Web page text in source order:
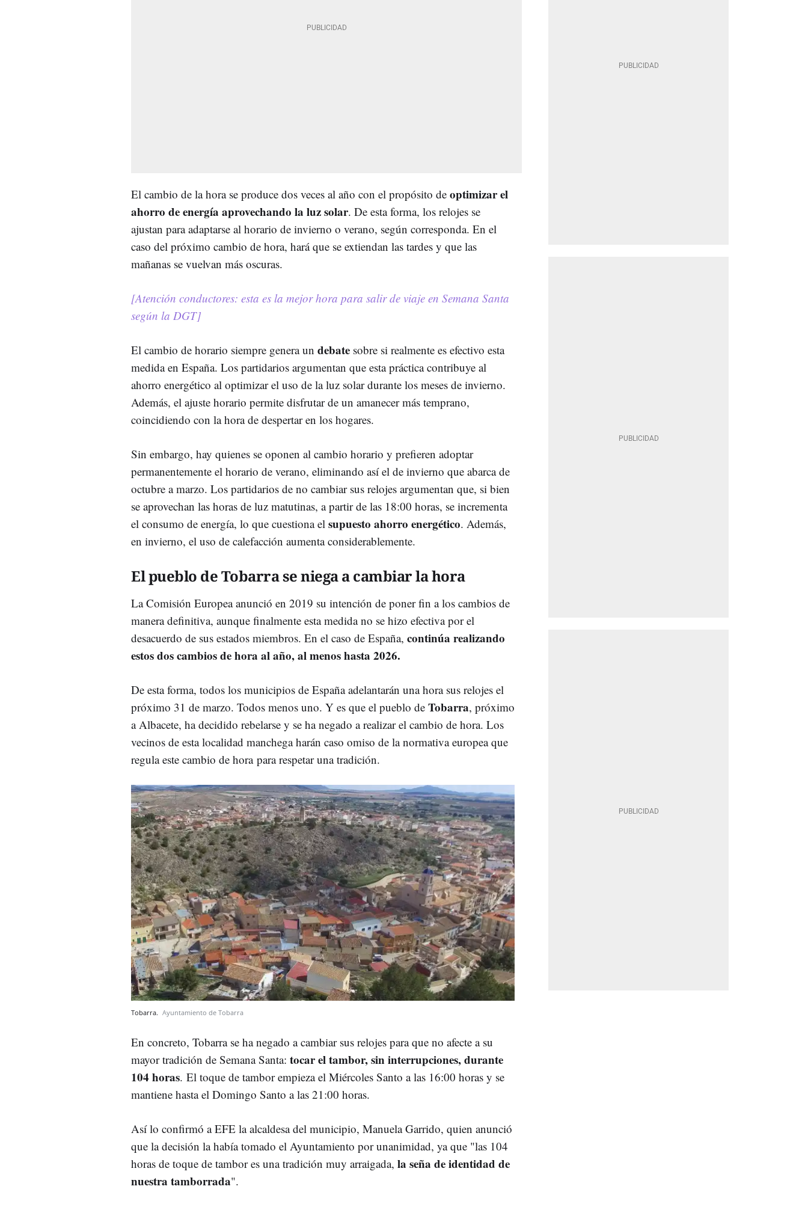
El cambio de la hora se produce dos veces al año con el propósito de optimizar el
ahorro de energía aprovechando la luz solar. De esta forma, los relojes se
ajustan para adaptarse al horario de invierno o verano, según corresponda. En el
caso del próximo cambio de hora, hará que se extiendan las tardes y que las
mañanas se vuelvan más oscuras.
[Atención conductores: esta es la mejor hora para salir de viaje en Semana Santa
según la DGT]
El cambio de horario siempre genera un debate sobre si realmente es efectivo esta
medida en España. Los partidarios argumentan que esta práctica contribuye al
ahorro energético al optimizar el uso de la luz solar durante los meses de invierno.
Además, el ajuste horario permite disfrutar de un amanecer más temprano,
coincidiendo con la hora de despertar en los hogares.
Sin embargo, hay quienes se oponen al cambio horario y prefieren adoptar
permanentemente el horario de verano, eliminando así el de invierno que abarca de
octubre a marzo. Los partidarios de no cambiar sus relojes argumentan que, si bien
se aprovechan las horas de luz matutinas, a partir de las 18:00 horas, se incrementa
el consumo de energía, lo que cuestiona el supuesto ahorro energético. Además,
en invierno, el uso de calefacción aumenta considerablemente.
El pueblo de Tobarra se niega a cambiar la hora
La Comisión Europea anunció en 2019 su intención de poner fin a los cambios de
manera definitiva, aunque finalmente esta medida no se hizo efectiva por el
desacuerdo de sus estados miembros. En el caso de España, continúa realizando
estos dos cambios de hora al año, al menos hasta 2026.
De esta forma, todos los municipios de España adelantarán una hora sus relojes el
próximo 31 de marzo. Todos menos uno. Y es que el pueblo de Tobarra, próximo
a Albacete, ha decidido rebelarse y se ha negado a realizar el cambio de hora. Los
vecinos de esta localidad manchega harán caso omiso de la normativa europea que
regula este cambio de hora para respetar una tradición.
Tobarra. Ayuntamiento de Tobarra
En concreto, Tobarra se ha negado a cambiar sus relojes para que no afecte a su
mayor tradición de Semana Santa: tocar el tambor, sin interrupciones, durante
104 horas. El toque de tambor empieza el Miércoles Santo a las 16:00 horas y se
mantiene hasta el Domingo Santo a las 21:00 horas.
Así lo confirmó a EFE la alcaldesa del municipio, Manuela Garrido, quien anunció
que la decisión la había tomado el Ayuntamiento por unanimidad, ya que "las 104
horas de toque de tambor es una tradición muy arraigada, la seña de identidad de
nuestra tamborrada".